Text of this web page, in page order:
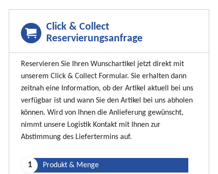
Click & Collect
Reservierungsanfrage
Reservieren Sie Ihren Wunschartikel jetzt direkt mit
unserem Click & Collect Formular. Sie erhalten dann
zeitnah eine Information, ob der Artikel aktuell bei uns
verfügbar ist und wann Sie den Artikel bei uns abholen
können. Wird von Ihnen die Anlieferung gewünscht,
nimmt unsere Logistik Kontakt mit Ihnen zur
Abstimmung des Liefertermins auf.
Produkt & Menge